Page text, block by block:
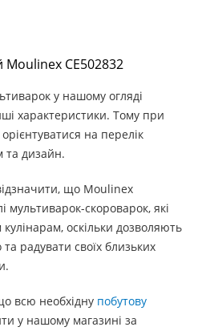
у нашому огляді
характеристики. Тому при
на перелік
та дизайн.
що Moulinex
мультиварок-скороварок, які
оскільки дозволяють
радувати своїх близьких
всю необхідну побутову
у нашому магазині за